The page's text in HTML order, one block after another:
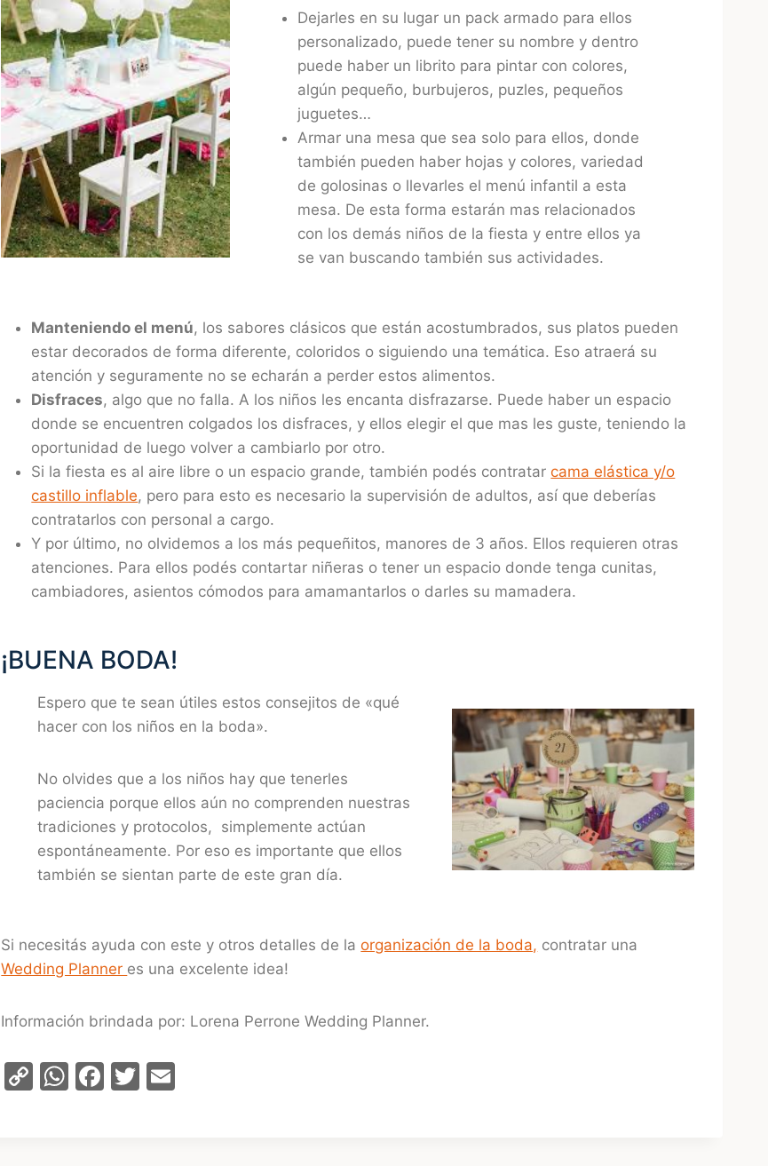
Dejarles en su lugar un pack armado para ellos
personalizado, puede tener su nombre y dentro
puede haber un librito para pintar con colores,
algún pequeño, burbujeros, puzles, pequeños
juguetes…
Armar una mesa que sea solo para ellos, donde
también pueden haber hojas y colores, variedad
de golosinas o llevarles el menú infantil a esta
mesa. De esta forma estarán mas relacionados
con los demás niños de la fiesta y entre ellos ya
se van buscando también sus actividades.
Manteniendo el menú, los sabores clásicos que están acostumbrados, sus platos pueden
estar decorados de forma diferente, coloridos o siguiendo una temática. Eso atraerá su
atención y seguramente no se echarán a perder estos alimentos.
Disfraces, algo que no falla. A los niños les encanta disfrazarse. Puede haber un espacio
donde se encuentren colgados los disfraces, y ellos elegir el que mas les guste, teniendo la
oportunidad de luego volver a cambiarlo por otro.
Si la fiesta es al aire libre o un espacio grande, también podés contratarcama elástica y/o
castillo inflable, pero para esto es necesario la supervisión de adultos, así que deberías
contratarlos con personal a cargo.
Y por último, no olvidemos a los más pequeñitos, manores de 3 años. Ellos requieren otras
atenciones. Para ellos podés contartar niñeras o tener un espacio donde tenga cunitas,
cambiadores, asientos cómodos para amamantarlos o darles su mamadera.
¡BUENA BODA!
Espero que te sean útiles estos consejitos de «qué
hacer con los niños en la boda».
No olvides que a los niños hay que tenerles
paciencia porque ellos aún no comprenden nuestras
tradiciones y protocolos, simplemente actúan
espontáneamente. Por eso es importante que ellos
también se sientan parte de este gran día.
Si necesitás ayuda con este y otros detalles de laorganización de la boda, contratar una
Wedding Planner es una excelente idea!
Información brindada por: Lorena Perrone Wedding Planner.
C
W F
T